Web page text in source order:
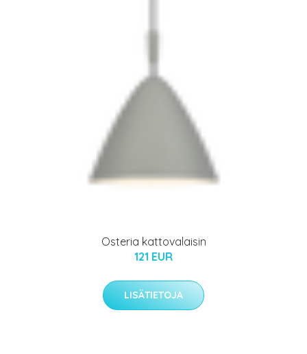
Osteria kattovalaisin
121 EUR
LISÄTIETOJA